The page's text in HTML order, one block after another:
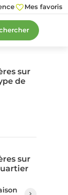
Mes favoris
sur
de
sur